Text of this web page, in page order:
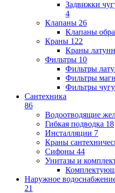
Задвижки
4
Клапаны 26
Клапаны
Краны 122
Краны
Фильтры 10
Фильтры
Фильтры
Фильтры
Сантехника
86
Водоотводящие
Гибкая подводка 18
Инсталляции 7
Краны
Сифоны 44
Унитазы и
Наружное
21